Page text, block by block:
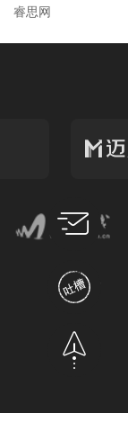
睿思网
商务合作